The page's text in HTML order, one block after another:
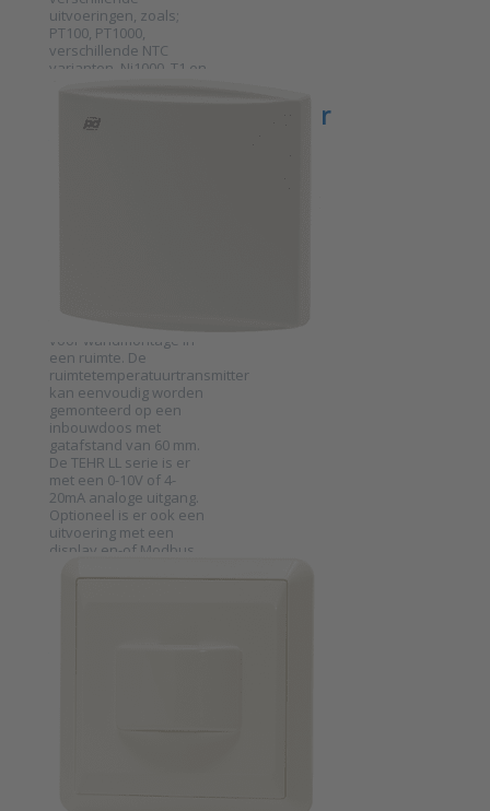
uitvoeringen, zoals;
PT100, PT1000,
verschillende NTC
varianten, Ni1000, T1 en
Temperatuurtransmitter
voor wandmontage in
een ruimte. De
ruimtetemperatuurtransmitter
kan eenvoudig worden
gemonteerd op een
inbouwdoos met
gatafstand van 60 mm.
De TEHR LL serie is er
met een 0-10V of 4-
20mA analoge uitgang.
Optioneel is er ook een
uitvoering met een
display en-of Modbus
de TEHR LL worden
Press ENTER for more
options to
Temperatuurtransmitter
voor ruimtemeting optie
Modbus serie TEHR-LL
PRODUAL EN BELGIQUE